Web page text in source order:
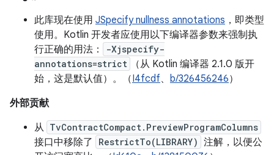
此库现在使用 JSpecify nullness annotations ，即类型
使用。Kotlin 开发者应使用以下编译器参数来强制执
行正确的用法：
-Xjspecify-
annotations=strict
（从 Kotlin 编译器 2.1.0 版开
始，这是默认值）。（I4fcdf、 b/326456246）
外部贡献
从 TvContractCompact.PreviewProgramColumns
接口中移除了 RestrictTo(LIBRARY) 注解，以便公